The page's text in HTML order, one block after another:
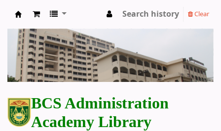
BCS Administration Academy Library
Search history Clear
BCS Administration
Academy Library